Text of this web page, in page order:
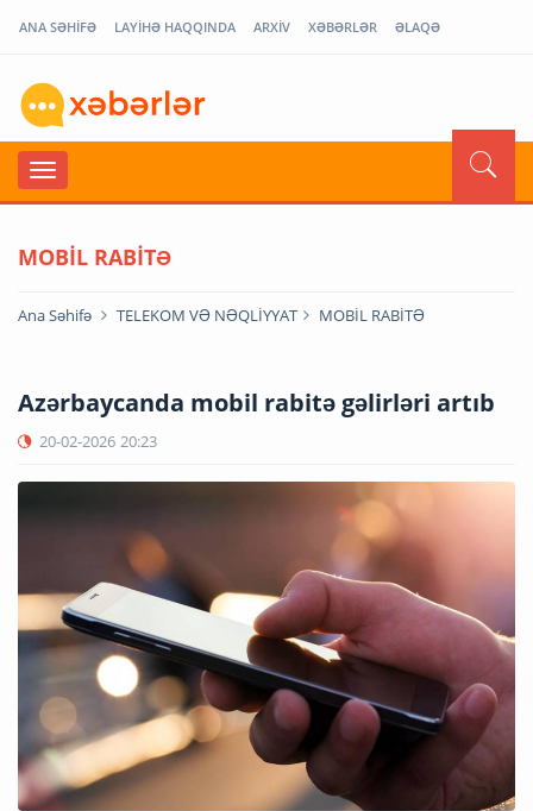
ANA SƏHİFƏ LAYİHƏ HAQQINDA ARXİV XƏBƏRLƏR ƏLAQƏ
MOBİL RABİTƏ
Ana Səhifə TELEKOM VƏ NƏQLİYYAT MOBİL RABİTƏ
Azərbaycanda mobil rabitə gəlirləri artıb
20-02-2026 20:23